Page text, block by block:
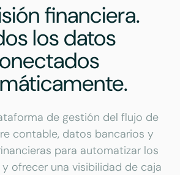
financiera.
los datos
de gestión del flujo de
contable, datos bancarios y
para automatizar los
ofrecer una visibilidad de caja